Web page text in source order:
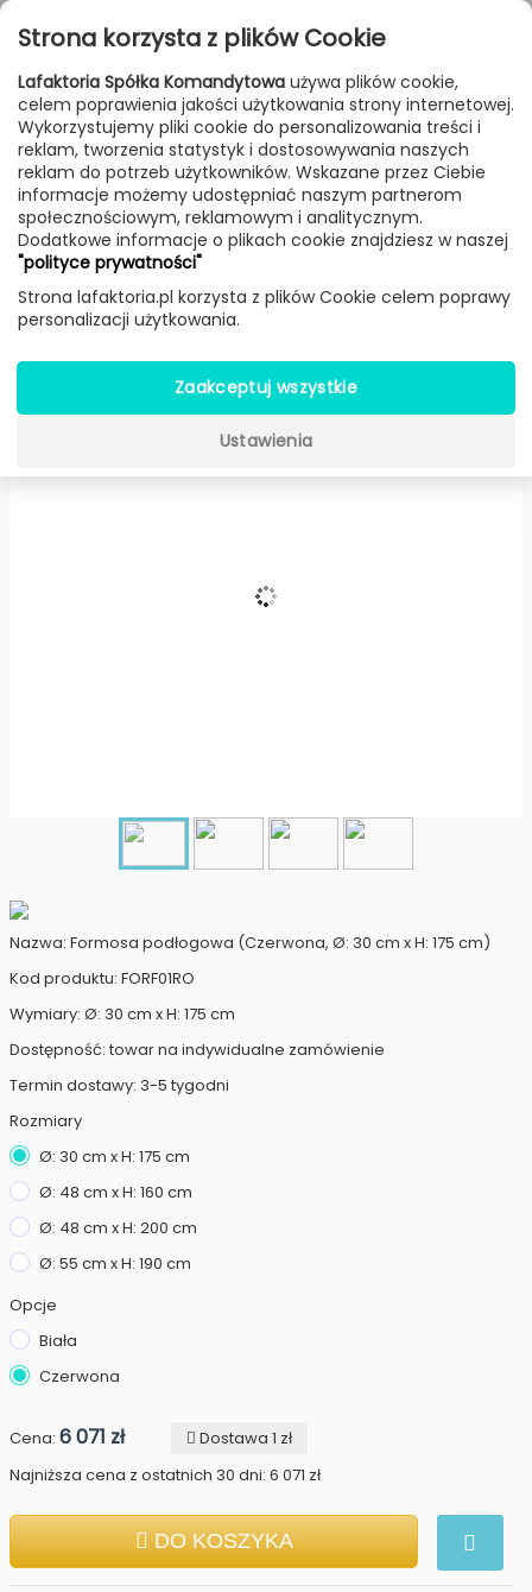
Przejdź do treści
FILTROWANIE & SORTOWANIE
Lampy Producenci Antonangeli Produkt
Formosa podłogowa (Czerwona,
Ø: 30 cm x H: 175 cm) -
Nazwa: Formosa podłogowa (Czerwona, Ø: 30 cm x H: 175 cm)
Kod produktu: FORF01RO
Wymiary: Ø: 30 cm x H: 175 cm
Dostępność: towar na indywidualne zamówienie
Termin dostawy: 3-5 tygodni
Rozmiary
Ø: 30 cm x H: 175 cm
Ø: 48 cm x H: 160 cm
Ø: 48 cm x H: 200 cm
Ø: 55 cm x H: 190 cm
Opcje
Biała
Czerwona
Cena: 6 071 zł
Dostawa 1 zł
Najniższa cena z ostatnich 30 dni: 6 071 zł
DO KOSZYKA
Strona korzysta z plików Cookie
Lafaktoria Spółka Komandytowa używa plików cookie,
celem poprawienia jakości użytkowania strony internetowej.
Wykorzystujemy pliki cookie do personalizowania treści i
reklam, tworzenia statystyk i dostosowywania naszych
reklam do potrzeb użytkowników. Wskazane przez Ciebie
informacje możemy udostępniać naszym partnerom
społecznościowym, reklamowym i analitycznym.
Dodatkowe informacje o plikach cookie znajdziesz w naszej
"polityce prywatności"
Strona lafaktoria.pl korzysta z plików Cookie celem poprawy
personalizacji użytkowania.
Zaakceptuj wszystkie
Ustawienia